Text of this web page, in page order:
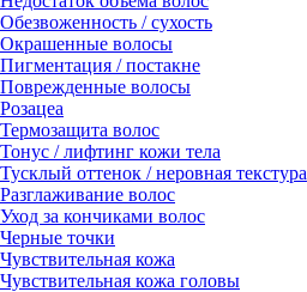
Обезвоженность / сухость
Окрашенные волосы
Пигментация / постакне
Поврежденные волосы
Розацеа
Термозащита волос
Тонус / лифтинг кожи тела
Тусклый оттенок / неровная текстура
Разглаживание волос
Уход за кончиками волос
Черные точки
Чувствительная кожа
Чувствительная кожа головы